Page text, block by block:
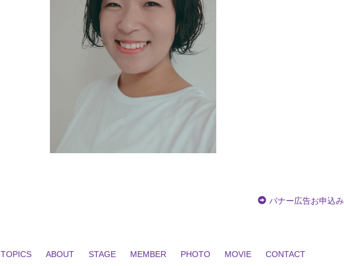
バナー広告お申込み
TOPICS ABOUT STAGE MEMBER PHOTO MOVIE CONTACT